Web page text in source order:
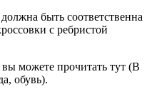
быть соответственна
с ребристой
можете прочитать тут (В
обувь).